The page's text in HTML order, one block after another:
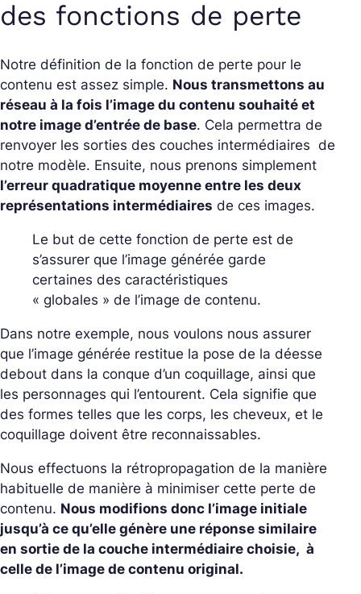
des fonctions de perte
Notre définition de la fonction de perte pour le
contenu est assez simple. Nous transmettons au
réseau à la fois l’image du contenu souhaité et
notre image d’entrée de base. Cela permettra de
renvoyer les sorties des couches intermédiaires de
notre modèle. Ensuite, nous prenons simplement
l’erreur quadratique moyenne entre les deux
représentations intermédiaires de ces images.
Le but de cette fonction de perte est de
s’assurer que l’image générée garde
certaines des caractéristiques
« globales » de l’image de contenu.
Dans notre exemple, nous voulons nous assurer
que l’image générée restitue la pose de la déesse
debout dans la conque d’un coquillage, ainsi que
les personnages qui l’entourent. Cela signifie que
des formes telles que les corps, les cheveux, et le
coquillage doivent être reconnaissables.
Nous effectuons la rétropropagation de la manière
habituelle de manière à minimiser cette perte de
contenu. Nous modifions donc l’image initiale
jusqu’à ce qu’elle génère une réponse similaire
en sortie de la couche intermédiaire choisie, à
celle de l’image de contenu original.